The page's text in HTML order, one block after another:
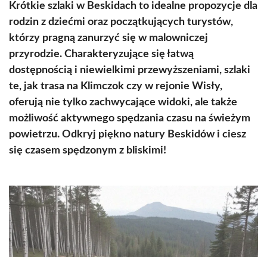
Krótkie szlaki w Beskidach to idealne propozycje dla
rodzin z dziećmi oraz początkujących turystów,
którzy pragną zanurzyć się w malowniczej
przyrodzie. Charakteryzujące się łatwą
dostępnością i niewielkimi przewyższeniami, szlaki
te, jak trasa na Klimczok czy w rejonie Wisły,
oferują nie tylko zachwycające widoki, ale także
możliwość aktywnego spędzania czasu na świeżym
powietrzu. Odkryj piękno natury Beskidów i ciesz
się czasem spędzonym z bliskimi!